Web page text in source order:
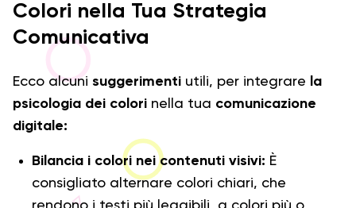
Colori nella Tua Strategia
Comunicativa
Ecco alcuni suggerimenti utili, per integrare
la
psicologia dei colori nella tua comunicazione
digitale:
Bilancia i colori nei contenuti visivi: È
consigliato alternare colori chiari, che